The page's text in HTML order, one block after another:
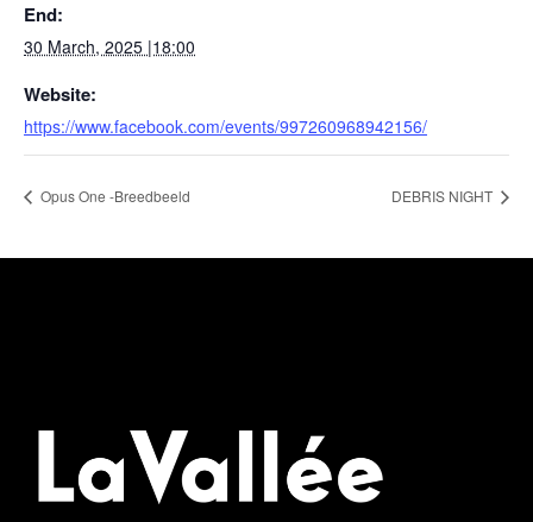
End:
30 March, 2025 |18:00
Website:
https://www.facebook.com/events/997260968942156/
Opus One -Breedbeeld DEBRIS NIGHT